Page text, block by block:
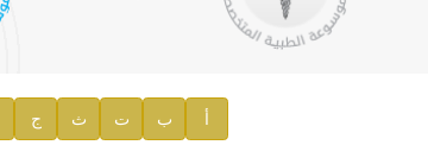
صدور المجلد السابع من موسوعة
إعلان..
أ ب ت ث ج